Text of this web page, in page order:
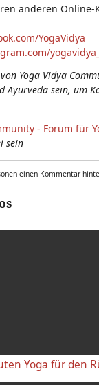
anderen Online-
YogaVidya
Yoga Vidya
Ayurveda sein, um
- Forum für
sein
einen Kommentar